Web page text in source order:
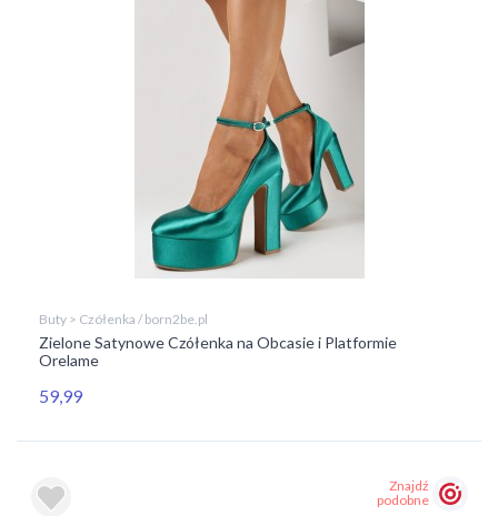
Buty > Czółenka / born2be.pl
Zielone Satynowe Czółenka na Obcasie i Platformie
Orelame
59,99
Znajdź
podobne